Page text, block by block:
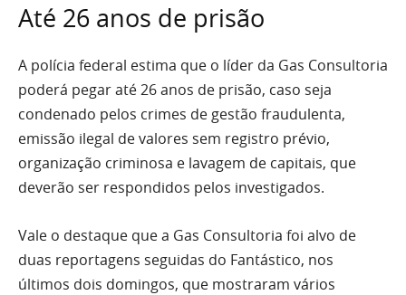
Até 26 anos de prisão
A polícia federal estima que o líder da Gas Consultoria
poderá pegar até 26 anos de prisão, caso seja
condenado pelos crimes de gestão fraudulenta,
emissão ilegal de valores sem registro prévio,
organização criminosa e lavagem de capitais, que
deverão ser respondidos pelos investigados.
Vale o destaque que a Gas Consultoria foi alvo de
duas reportagens seguidas do Fantástico, nos
últimos dois domingos, que mostraram vários